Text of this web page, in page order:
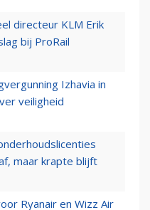
directeur KLM Erik
bij ProRail
Izhavia in
veiligheid
maar krapte blijft
Ryanair en Wizz Air